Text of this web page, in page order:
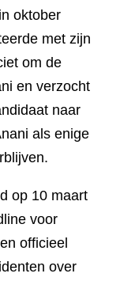
oktober
met zijn
om de
en verzocht
naar
als enige
op 10 maart
voor
officieel
over